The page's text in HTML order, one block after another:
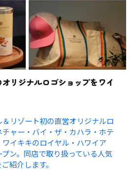
リジナルロゴショップをワイ
リゾート初の直営オリジナルロ
ャー・バイ・ザ・カハラ・ホテ
イキキのロイヤル・ハワイア
ン。同店で取り扱っている人気
紹介します。